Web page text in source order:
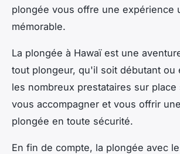
plongée vous offre une expérience
mémorable.
La plongée à Hawaï est une
tout plongeur, qu'il soit débutant ou
les nombreux prestataires sur place
vous accompagner et vous offrir
plongée en toute sécurité.
En fin de compte, la plongée avec